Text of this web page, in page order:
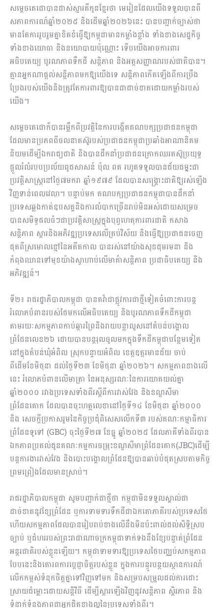
សម្តេចតេជោបានដាស់ស្មារតីកូនខ្មែរថា មេរៀនដែលយើងទទួលបានពី
សភាពការណ៍ឆ្នាំ២០២៥ និងដើមឆ្នាំ២០២៦នេះ បានបញ្ជាក់ច្បាស់ថា
មានតែការរួបរួមគ្នាខិតខំធ្វើឱ្យកម្ពុជាមានកម្លាំងខ្លាំង ទាំងខាងសេដ្ឋកិច្ច
ទាំងខាងយោធា និងនយោបាយប៉ុណ្ណោះ ទើបយើងអាចការពារ
អធិបតេយ្យ បូរណភាពទឹកដី សន្តិភាព និងអត្តសញ្ញាណរបស់ជាតិបាន។
គ្មានអ្នកណាផ្តល់សន្តិភាពមកឱ្យយើងទេ សន្តិភាពកើតឡើងពីការប្រឹង
ប្រែងរបស់យើងនិងត្រូវតែការពារឱ្យបានជាដាច់ខាតដោយកម្លាំងរបស់
យើង។
សម្តេចតេជោក៏បានរម្លឹកពីប្រវត្តិនៃការបង្កើតគណបក្សប្រជាជនកម្ពុជា
ដែលមានប្រភពពីចលនាតស៊ូរបស់ប្រជាជនកម្ពុជាប្រឆាំងអាណានិគម
និយមដើម្បីឯករាជ្យជាតិ និងបានដឹកនាំប្រជាជនក្រោកឈរតស៊ូប្រយុទ្ធ
ផ្ដួលរំលំរបបប្រល័យពូជសាសន៍ ប៉ុល ពត រហូតទទួលបានជ័យជម្នះជា
ប្រវត្តិសាស្ត្រនៅថ្ងៃ៧មករា ឆ្នាំ១៩៧៩ ដែលបានសង្គ្រោះជាតិឱ្យរស់ឡើង
វិញទាន់ពេលវេលា។ បន្ទាប់មក គណបក្សប្រជាជនកម្ពុជាបានដឹកនាំ
ប្រទេសឆ្លងកាត់ឧបសគ្គនិងការលំបាកច្រើនរាប់មិនអស់ដោយសម្រេច
បានសមិទ្ធផលធំៗជាប្រវត្តិសាស្ត្រក្នុងបុព្វហេតុការពារជាតិ កសាង
សន្តិភាព ស្តារនិងអភិវឌ្ឍប្រទេសលើគ្រប់វិស័យ និងធ្វើឱ្យប្រជាជនចេញ
ផុតពីស្រមោលខ្មៅនៃអតីតកាល បានរស់នៅយ៉ាងសុខដុមរមនា និង
កំពុងឈានទៅមុខយ៉ាងស្វាហាប់លើមាគ៌ាសន្តិភាព ប្រជាធិបតេយ្យ និង
អភិវឌ្ឍន៍។
ទី២៖ រាជរដ្ឋាភិបាលកម្ពុជា បានតវ៉ាជាផ្លូវការជាថ្មីទៀតចំពោះការបន្ត
រំលោភបំពានរបស់ថៃមកលើអធិបតេយ្យ និងបូរណភាពទឹកដីកម្ពុជា
តាមរយៈសកម្មភាពកាប់ឆ្ការព្រៃនិងរាយបន្លាលួសនៅតំបន់បង្គោល
ព្រំដែនលេខ២៦ ដោយបានបន្តរុលចូលមកក្នុងទឹកដីកម្ពុជាបន្ថែមទៀត
នៅក្នុងតំបន់ឃុំអំពិល ស្រុកបន្ទាយអំពិល ខេត្តឧត្តរមានជ័យ ចាប់
ពីដើមខែមិថុនា ដល់ថ្ងៃទី២៣ ខែមិថុនា ឆ្នាំ២០២៦។ សកម្មភាពខាងលើ
នេះ រំលោភបំពានលើមាត្រា នៃអនុស្សរណៈនៃការយោគយល់គ្នា
ឆ្នាំ២០០០ រវាងប្រទេសទាំងពីរស្តីពីការវាស់វែង និងខណ្ឌសីមា
ព្រំដែនគោក ដែលបានចុះហត្ថលេខានៅថ្ងៃទី១៤ ខែមិថុនា ឆ្នាំ២០០០
និង សេចក្តីប្រកាសរួមនៃកិច្ចប្រជុំពិសេសលើកទី៣ របស់គណៈកម្មាធិការ
ព្រំដែនទូទៅ (GBC) ចុះថ្ងៃទី២៧ ខែធ្នូ ឆ្នាំ២០២៥ ដែលភាគីទាំងពីរបាន
ឯកភាពប្រគល់ជូនគណៈកម្មការចម្រុះខណ្ឌសីមាព្រំដែនគោក(JBC)ដើម្បី
បន្តការងារវាស់វែង និងបោះបង្គោលព្រំដែនឱ្យបានឆាប់បំផុតស្របតាមកិច្ច
ព្រមព្រៀងដែលមានស្រាប់។
រាជរដ្ឋាភិបាលកម្ពុជា សូមបញ្ជាក់ជាថ្មីថា កម្ពុជាមិនទទួលស្គាល់ជា
ដាច់ខាតនូវខ្សែព្រំដែន ឬការទាមទារទឹកដីជាឯកតោភាគីរបស់ប្រទេសថៃ
ហើយសកម្មភាពដែលបានរៀបរាប់ខាងលើនឹងមិនប៉ះពាល់ដល់សិទ្ធិស្រប
ច្បាប់ ឬជំហររបស់ព្រះរាជាណាចក្រកម្ពុជាទាក់ទងនឹងខ្សែបន្ទាត់ព្រំដែន
អន្តរជាតិរបស់ខ្លួនឡើយ។ កម្ពុជាទាមទារឱ្យប្រទេសថៃបញ្ឈប់សកម្មភាព
បែបនេះនិងគោរពការប្តេជ្ញាចិត្តរបស់ខ្លួន ក្នុងការបន្ធូរបន្ថយស្ថានការណ៍
លើកកម្ពស់ទំនុកចិត្តគ្នាទៅវិញទៅមក និងសម្របសម្រួលដល់ការដោះ
ស្រាយជំម្លោះដោយសន្តិវិធី ដើម្បីស្តារឡើងវិញនូវសន្តិភាព ស្ថិរភាព និង
ទំនាក់ទំនងភាពជាអ្នកជិតខាងល្អនៃប្រទេសទាំងពីរ។